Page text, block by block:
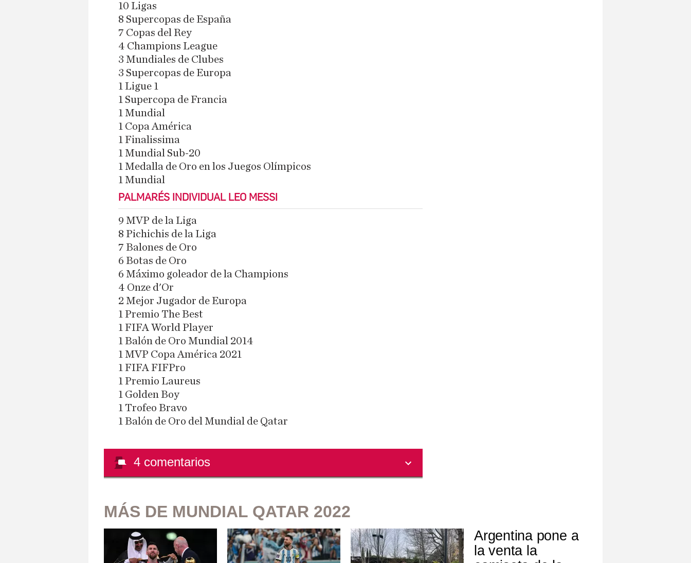
10 Ligas
8 Supercopas de España
7 Copas del Rey
4 Champions League
3 Mundiales de Clubes
3 Supercopas de Europa
1 Ligue 1
1 Supercopa de Francia
1 Mundial
1 Copa América
1 Finalissima
1 Mundial Sub-20
1 Medalla de Oro en los Juegos Olímpicos
​1 Mundial
PALMARÉS INDIVIDUAL LEO MESSI
9 MVP de la Liga
8 Pichichis de la Liga
7 Balones de Oro
6 Botas de Oro
6 Máximo goleador de la Champions
4 Onze d'Or
2 Mejor Jugador de Europa
1 Premio The Best
1 FIFA World Player
1 Balón de Oro Mundial 2014
1 MVP Copa América 2021
1 FIFA FIFPro
1 Premio Laureus
1 Golden Boy
1 Trofeo Bravo
​1 Balón de Oro del Mundial de Qatar
4 comentarios
MÁS DE MUNDIAL QATAR 2022
Argentina pone a
la venta la